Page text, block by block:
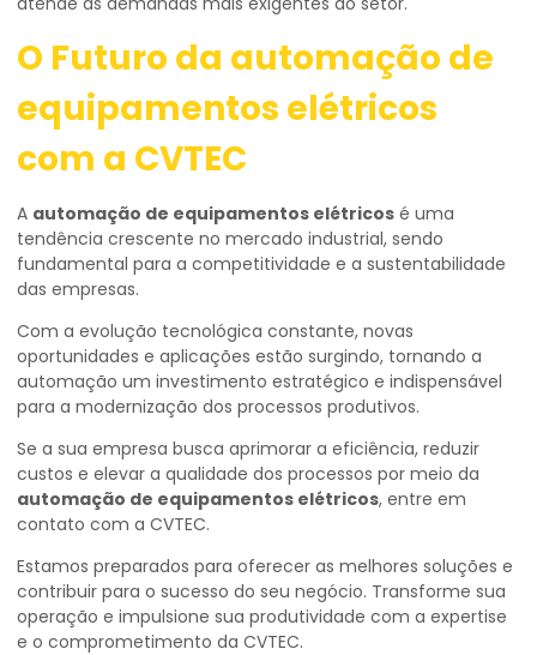
O Futuro da automação de
equipamentos elétricos
com a CVTEC
A automação de equipamentos elétricos é uma
tendência crescente no mercado industrial, sendo
fundamental para a competitividade e a sustentabilidade
das empresas.
Com a evolução tecnológica constante, novas
oportunidades e aplicações estão surgindo, tornando a
automação um investimento estratégico e indispensável
para a modernização dos processos produtivos.
Se a sua empresa busca aprimorar a eficiência, reduzir
custos e elevar a qualidade dos processos por meio da
automação de equipamentos elétricos, entre em
contato com a CVTEC.
Estamos preparados para oferecer as melhores soluções e
contribuir para o sucesso do seu negócio. Transforme sua
operação e impulsione sua produtividade com a expertise
e o comprometimento da CVTEC.